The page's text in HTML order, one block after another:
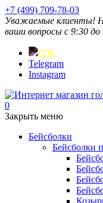
+7 (499) 709-78-03
Уважаемые клиенты!
ваши вопросы с 9:30 до
VK
Telegram
Instagram
0
Закрыть меню
Бейсболки
Бейсболки